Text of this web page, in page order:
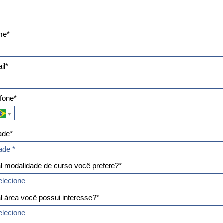
*
modalidade de curso você prefere?*
área você possui interesse?*